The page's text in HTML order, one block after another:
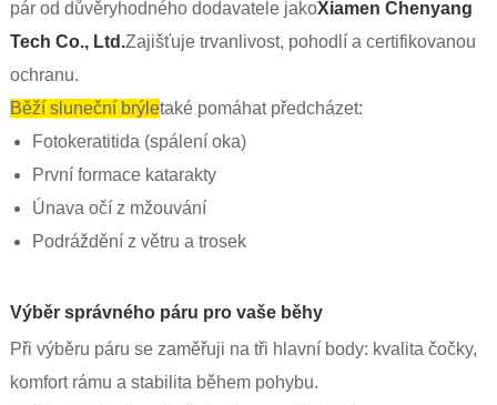
pár od důvěryhodného dodavatele jakoXiamen Chenyang
Tech Co., Ltd.Zajišťuje trvanlivost, pohodlí a certifikovanou
ochranu.
Běží sluneční brýletaké pomáhat předcházet:
Fotokeratitida (spálení oka)
První formace katarakty
Únava očí z mžouvání
Podráždění z větru a trosek
Výběr správného páru pro vaše běhy
Při výběru páru se zaměřuji na tři hlavní body: kvalita čočky,
komfort rámu a stabilita během pohybu.